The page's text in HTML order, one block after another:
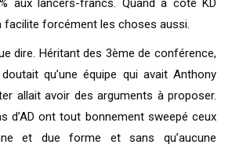
aux lancers-francs. Quand à côté KD
facilite forcément les choses aussi.
dire. Héritant des 3ème de conférence,
qu’une équipe qui avait Anthony
allait avoir des arguments à proposer.
d’AD ont tout bonnement sweepé ceux
et due forme et sans qu’aucune